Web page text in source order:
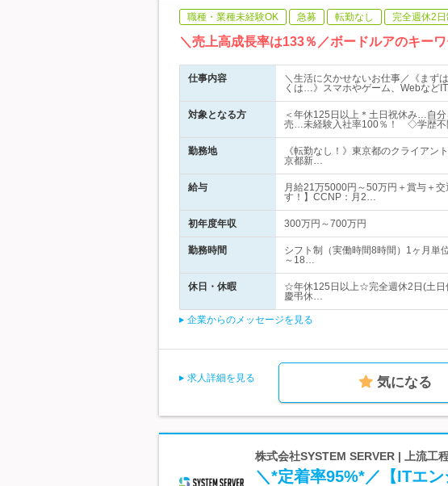
職種・業種未経験OK 急募 転勤なし 完全週休2日
＼売上高成長率は133％／ボードルアのキ
仕事内容
＼生活に欠かせないお仕事／《まず
くは…》スマホやゲーム、Webなど
対象となる方
＜年休125日以上＊土日祝休み…自
売…未経験入社率100％！ ◇学歴
勤務地
《転勤なし！》東京都のクライア
京都新…
給与
月給21万5000円～50万円＋賞与＋
す！】CCNP：月2…
初年度年収 300万円～700万円
勤務時間
シフト制（実働時間8時間）1ヶ月単
～18…
休日・休暇
☆年休125日以上☆完全週休2日(土日
慶弔休…
企業からのメッセージを見る
求人詳細を見る 気になる
株式会社SYSTEM SERVER | 上流工
＼*定着率95%*／【ITエ